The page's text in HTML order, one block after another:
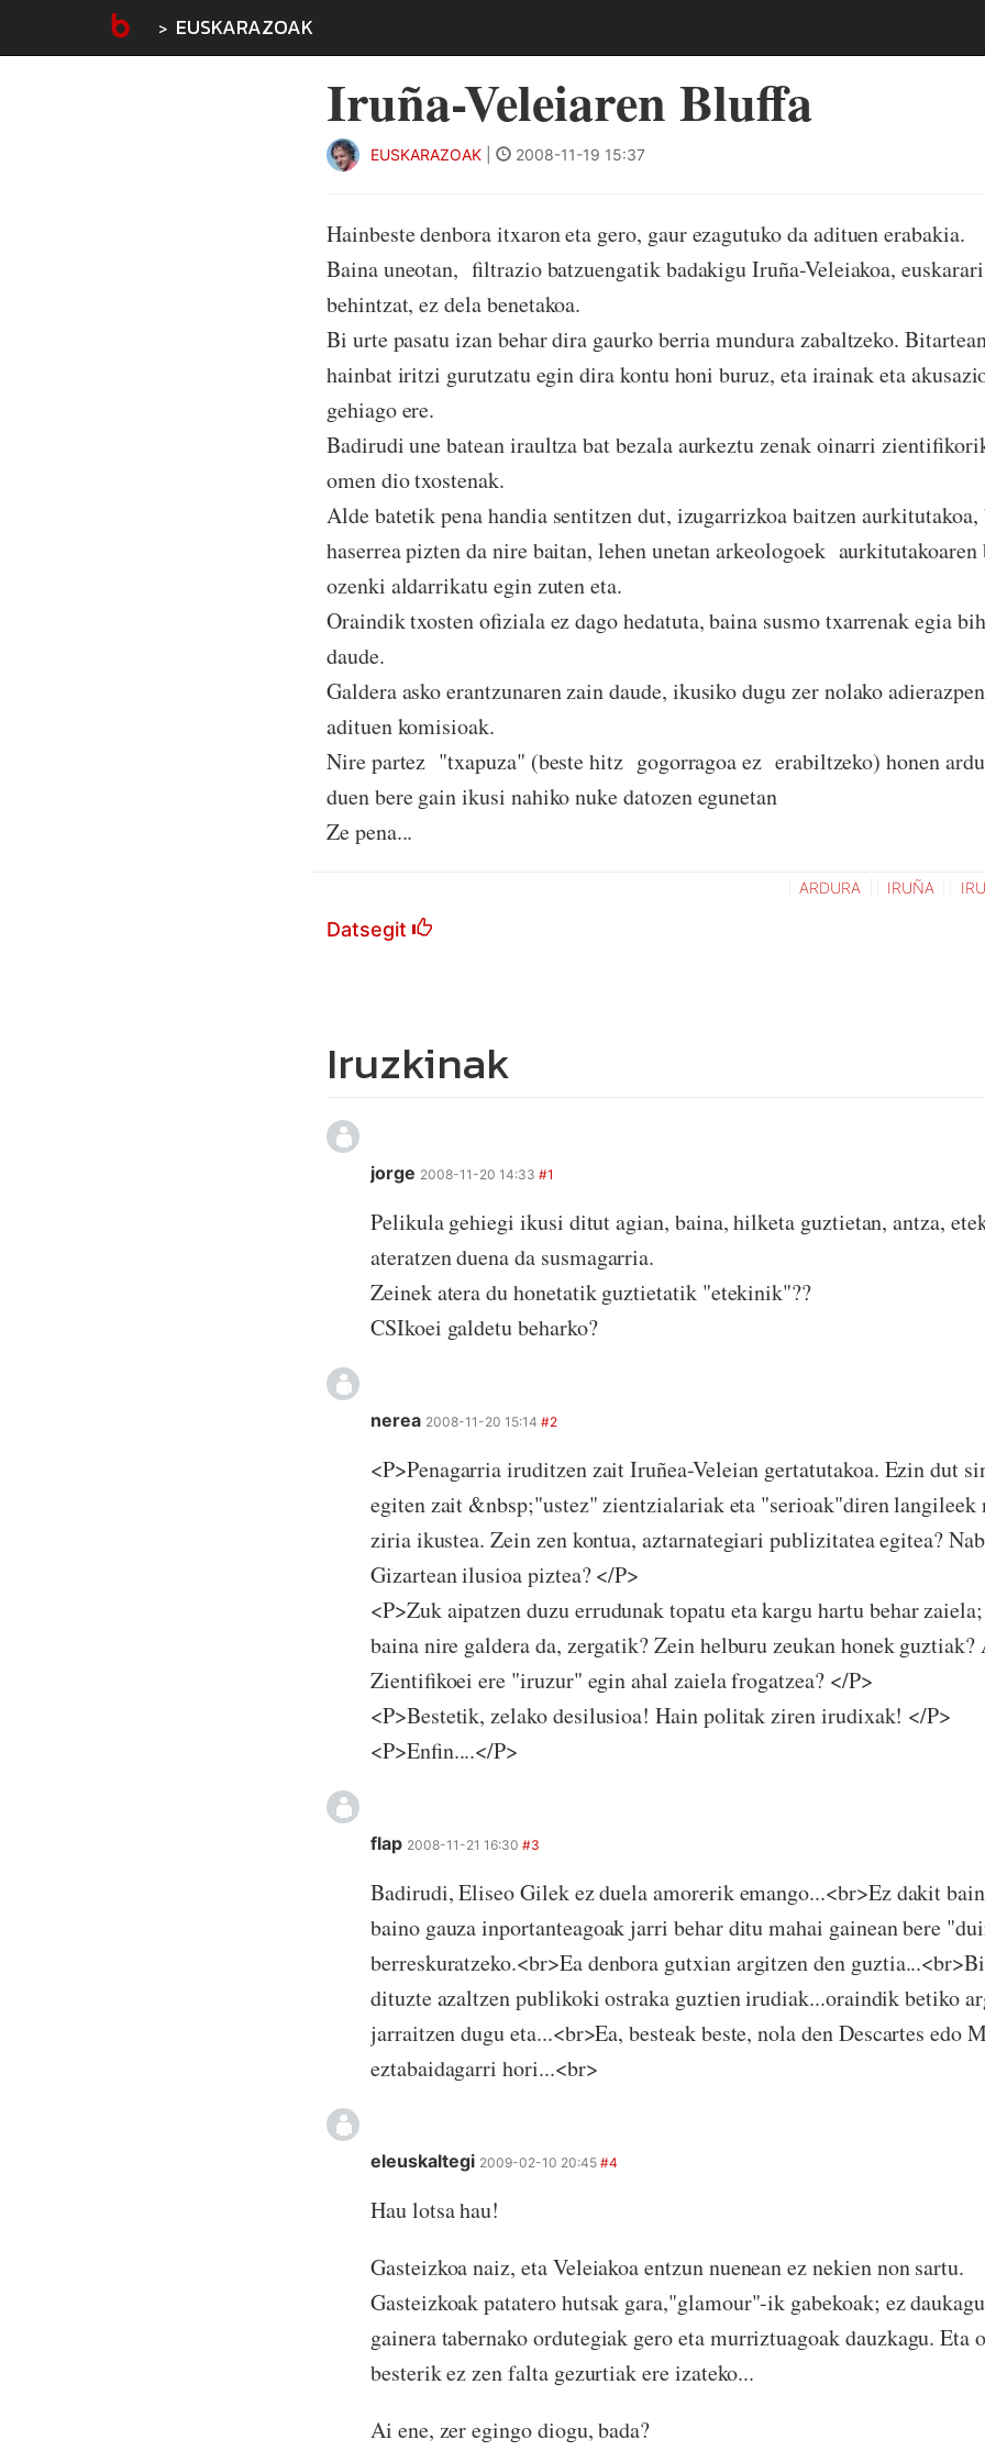
EUSKARAZOAK
Iruña-Veleiaren Bluffa
EUSKARAZOAK 2008-11-19 15:37
Hainbeste denbora itxaron eta gero, gaur ezagutuko da adituen erabakia.
Baina uneotan, filtrazio batzuengatik badakigu Iruña-Veleiakoa,
behintzat, ez dela benetakoa.
Bi urte pasatu izan behar dira gaurko berria mundura zabaltzeko.
hainbat iritzi gurutzatu egin dira kontu honi buruz, eta irainak eta
gehiago ere.
Badirudi une batean iraultza bat bezala aurkeztu zenak oinarri
omen dio txostenak.
Alde batetik pena handia sentitzen dut, izugarrizkoa baitzen
haserrea pizten da nire baitan, lehen unetan arkeologoek aurkitutakoaren
ozenki aldarrikatu egin zuten eta.
Oraindik txosten ofiziala ez dago hedatuta, baina susmo txarrenak egia
daude.
Galdera asko erantzunaren zain daude, ikusiko dugu zer nolako
adituen komisioak.
Nire partez "txapuza" (beste hitz gogorragoa ez erabiltzeko) honen
duen bere gain ikusi nahiko nuke datozen egunetan
Ze pena...
Datsegit
ARDURA IRUÑA
Iruzkinak
jorge 2008-11-20 14:33 #1
Pelikula gehiegi ikusi ditut agian, baina, hilketa guztietan, antza,
ateratzen duena da susmagarria.
Zeinek atera du honetatik guztietatik "etekinik"??
CSIkoei galdetu beharko?
nerea 2008-11-20 15:14 #2
<P>Penagarria iruditzen zait Iruñea-Veleian gertatutakoa. Ezin dut
egiten zait &nbsp;"ustez" zientzialariak eta "serioak"diren langileek
ziria ikustea. Zein zen kontua, aztarnategiari publizitatea egitea?
Gizartean ilusioa piztea? </P>
<P>Zuk aipatzen duzu errudunak topatu eta kargu hartu behar
baina nire galdera da, zergatik? Zein helburu zeukan honek guztiak?
Zientifikoei ere "iruzur" egin ahal zaiela frogatzea? </P>
<P>Bestetik, zelako desilusioa! Hain politak ziren irudixak! </P>
<P>Enfin....</P>
flap 2008-11-21 16:30 #3
Badirudi, Eliseo Gilek ez duela amorerik emango...<br>Ez dakit
baino gauza inportanteagoak jarri behar ditu mahai gainean bere
berreskuratzeko.<br>Ea denbora gutxian argitzen den
dituzte azaltzen publikoki ostraka guztien irudiak...oraindik betiko
jarraitzen dugu eta...<br>Ea, besteak beste, nola den Descartes edo
eztabaidagarri hori...<br>
eleuskaltegi 2009-02-10 20:45 #4
Hau lotsa hau!
Gasteizkoa naiz, eta Veleiakoa entzun nuenean ez nekien non sartu.
Gasteizkoak patatero hutsak gara,"glamour"-ik gabekoak; ez
gainera tabernako ordutegiak gero eta murriztuagoak dauzkagu. Eta
besterik ez zen falta gezurtiak ere izateko...
Ai ene, zer egingo diogu, bada?